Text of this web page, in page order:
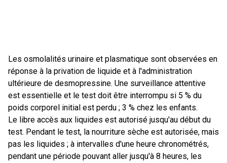
Les osmolalités urinaire et plasmatique sont observées en
réponse à la privation de liquide et à l'administration
ultérieure de desmopressine. Une surveillance attentive
est essentielle et le test doit être interrompu si 5 % du
poids corporel initial est perdu ; 3 % chez les enfants.
Le libre accès aux liquides est autorisé jusqu'au début du
test. Pendant le test, la nourriture sèche est autorisée, mais
pas les liquides ; à intervalles d'une heure chronométrés,
pendant une période pouvant aller jusqu'à 8 heures, les